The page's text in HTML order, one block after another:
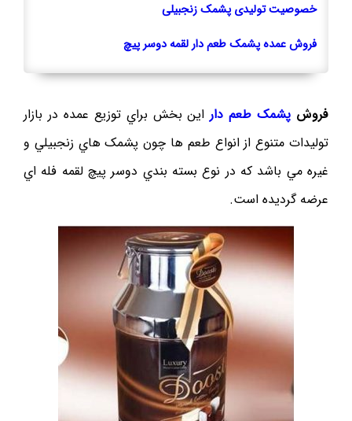
خصوصيت توليدی پشمک زنجبیلی
فروش عمده پشمک طعم دار لقمه دوسر پيچ
فروش پشمک طعم داراين بخش براي توزيع عمده در بازار
توليدات متنوع از انواع طعم ها چون پشمک هاي زنجبيلي و
غيره مي باشد که در نوع بسته بندي دوسر پيچ لقمه فله اي
عرضه گرديده است.